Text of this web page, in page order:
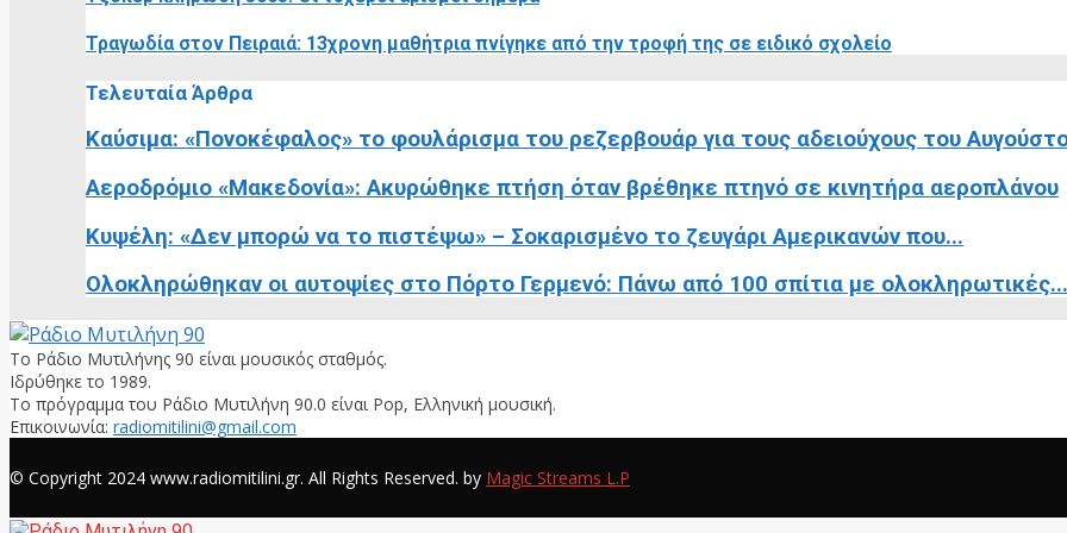
Τραγωδία στον Πειραιά: 13χρονη μαθήτρια πνίγηκε από την τροφή της σε ειδικό σχολείο
Τελευταία Άρθρα
Καύσιμα: «Πονοκέφαλος» το φουλάρισμα του ρεζερβουάρ για τους αδειούχους του
Αεροδρόμιο «Μακεδονία»: Ακυρώθηκε πτήση όταν βρέθηκε πτηνό σε κινητήρα αεροπλάνου
Κυψέλη: «Δεν μπορώ να το πιστέψω» – Σοκαρισμένο το ζευγάρι Αμερικανών που...
Ολοκληρώθηκαν οι αυτοψίες στο Πόρτο Γερμενό: Πάνω από 100 σπίτια με ολοκληρωτικές...
Το Ράδιο Μυτιλήνης 90 είναι μουσικός σταθμός.
Ιδρύθηκε το 1989.
Το πρόγραμμα του Ράδιο Μυτιλήνη 90.0 είναι Pop, Ελληνική μουσική.
Επικοινωνία: radiomitilini@gmail.com
© Copyright 2024 www.radiomitilini.gr. All Rights Reserved. by Magic Streams L.P